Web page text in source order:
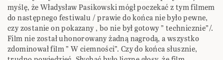
myślę, że Władysław Pasikowski mógł poczekać z tym filmem
do następnego festiwalu / prawie do końca nie było pewne,
czy zostanie on pokazany , bo nie był gotowy ” technicznie”/.
Film nie został uhonorowany żadną nagrodą, a wszystko
zdominował film ” W ciemności”. Czy do końca słusznie,